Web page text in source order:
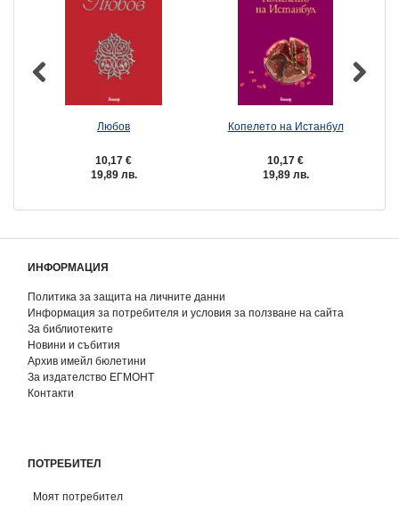
Любов
10,17 €
19,89 лв.
Копелето на Истанбул
10,17 €
19,89 лв.
ИНФОРМАЦИЯ
Политика за защита на личните данни
Информация за потребителя и условия за ползване на сайта
За библиотеките
Новини и събития
Архив имейл бюлетини
За издателство ЕГМОНТ
Контакти
ПОТРЕБИТЕЛ
Моят потребител